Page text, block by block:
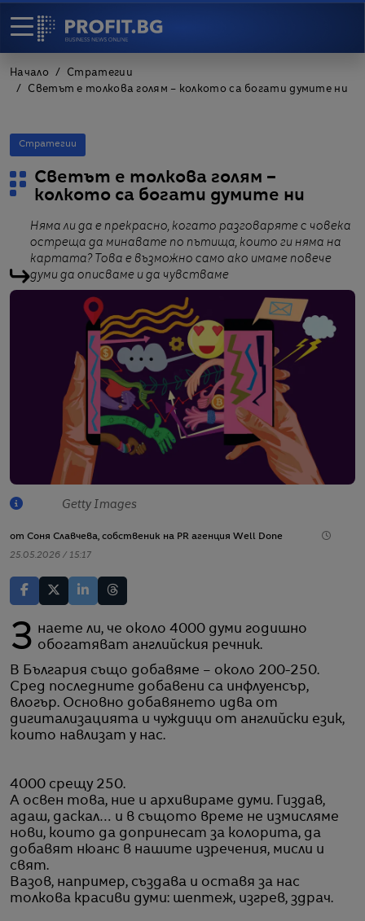
Начало
Стратегии
Светът е толкова голям – колкото са богати думите ни
Стратегии
Светът е толкова голям –
колкото са богати думите ни
Няма ли да е прекрасно, когато разговаряте с човека
остреща да минавате по пътища, които ги няма на
картата? Това е възможно само ако имаме повече
думи да описваме и да чувстваме
Getty Images
от Соня Славчева, собственик на PR агенция Well Done
25.05.2026 / 15:17
Знаете ли, че около 4000 думи годишно обогатяват английския речник.
В България също добавяме – около 200-250.
Сред последните добавени са инфлуенсър,
влогър. Основно добавянето идва от
дигитализацията и чуждици от английски език,
които навлизат у нас.
4000 срещу 250.
А освен това, ние и архивираме думи. Гиздав,
адаш, даскал… и в същото време не измисляме
нови, които да допринесат за колорита, да
добавят нюанс в нашите изречения, мисли и
свят.
Вазов, например, създава и оставя за нас
толкова красиви думи: шептеж, изгрев, здрач.